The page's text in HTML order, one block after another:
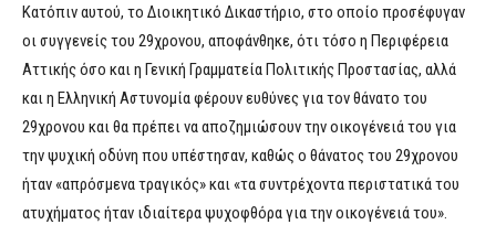
Κατόπιν αυτού, το Διοικητικό Δικαστήριο, στο οποίο προσέφυγαν
οι συγγενείς του 29χρονου, αποφάνθηκε, ότι τόσο η Περιφέρεια
Αττικής όσο και η Γενική Γραμματεία Πολιτικής Προστασίας, αλλά
και η Ελληνική Αστυνομία φέρουν ευθύνες για τον θάνατο του
29χρονου και θα πρέπει να αποζημιώσουν την οικογένειά του για
την ψυχική οδύνη που υπέστησαν, καθώς ο θάνατος του 29χρονου
ήταν «απρόσμενα τραγικός» και «τα συντρέχοντα περιστατικά του
ατυχήματος ήταν ιδιαίτερα ψυχοφθόρα για την οικογένειά του».